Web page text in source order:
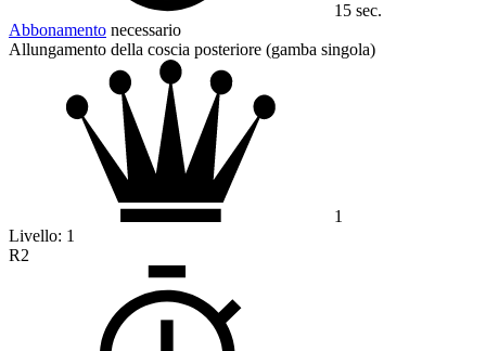
15 sec.
Abbonamento necessario
Allungamento della coscia posteriore (gamba singola)
1
Livello: 1
R2